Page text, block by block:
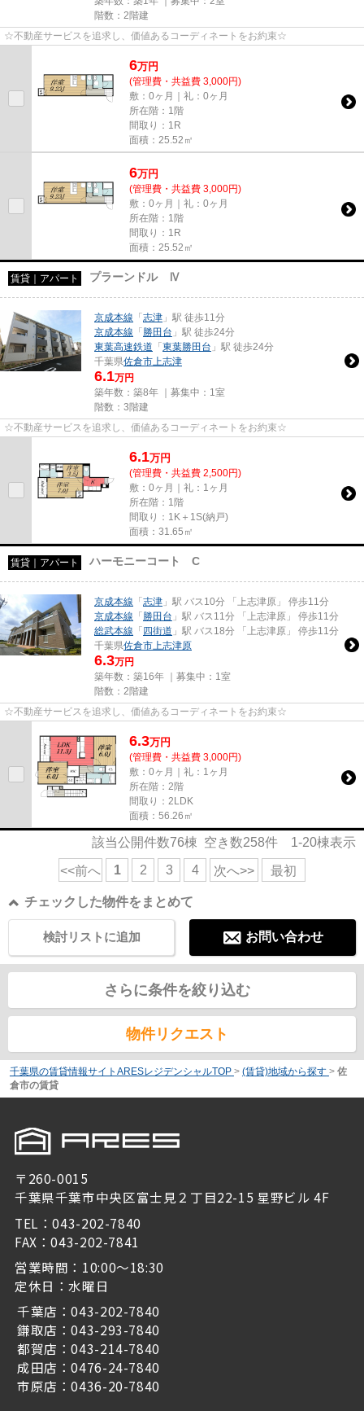
階数：2階建
☆不動産サービスを追求し、価値あるコーディネートをお約束☆
6万円
(管理費・共益費 3,000円)
敷：0ヶ月｜礼：0ヶ月
所在階：1階
間取り：1R
面積：25.52㎡
6万円
(管理費・共益費 3,000円)
敷：0ヶ月｜礼：0ヶ月
所在階：1階
間取り：1R
面積：25.52㎡
賃貸｜アパート プラーンドル Ⅳ
京成本線 「 志津 」駅 徒歩11分
京成本線 「 勝田台 」駅 徒歩24分
東葉高速鉄道 「 東葉勝田台 」駅 徒歩24分
千葉県佐倉市上志津
6.1万円
築年数：築8年 ｜募集中： 1室
階数：3階建
☆不動産サービスを追求し、価値あるコーディネートをお約束☆
6.1万円
(管理費・共益費 2,500円)
敷：0ヶ月｜礼：1ヶ月
所在階：1階
間取り：1K＋1S(納戸)
面積：31.65㎡
賃貸｜アパート ハーモニーコート C
京成本線 「 志津 」駅 バス10分 「上志津原」 停歩11分
京成本線 「 勝田台 」駅 バス11分 「上志津原」 停歩11分
総武本線 「 四街道 」駅 バス18分 「上志津原」 停歩11分
千葉県佐倉市上志津原
6.3万円
築年数：築16年 ｜募集中： 1室
階数：2階建
☆不動産サービスを追求し、価値あるコーディネートをお約束☆
6.3万円
(管理費・共益費 3,000円)
敷：0ヶ月｜礼：1ヶ月
所在階：2階
間取り：2LDK
面積：56.26㎡
該当公開件数76棟 空き数258件 1-20棟表示
<<前へ 1 2 3 4 次へ>> 最初
チェックした物件をまとめて
お問い合わせ
検討リストに追加
さらに条件を絞り込む
物件リクエスト
千葉県の賃貸情報サイトARESレジデンシャルTOP > (賃貸)地域から探す > 佐
倉市の賃貸
〒260-0015
千葉県千葉市中央区富士見２丁目22-15 星野ビル 4F
TEL：043-202-7840
FAX：043-202-7841
営業時間：10:00～18:30
定休日：水曜日
千葉店：043-202-7840
鎌取店：043-293-7840
都賀店：043-214-7840
成田店：0476-24-7840
市原店：0436-20-7840